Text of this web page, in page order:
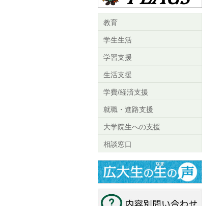
教育
学生生活
学習支援
生活支援
学費/経済支援
就職・進路支援
大学院生への支援
相談窓口